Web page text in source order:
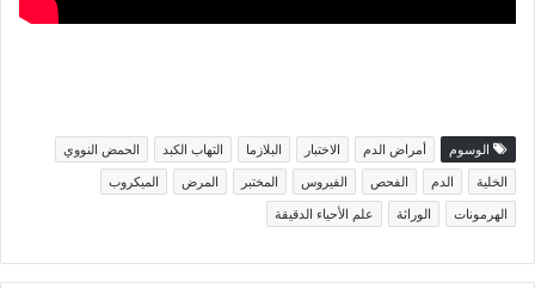
الوسوم أمراض الدم الاختبار البلازما التهاب الكبد
الحمض النووي
الخلية
الدم الفحص الفيروس المختبر المرض
الميكروب
الهرمونات
الوراثة علم الأحياء الدقيقة